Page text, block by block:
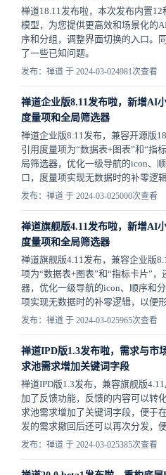
禅道18.11发布啦，本次发布内置
模型，为您提供更高效和场景化的
序和分组，调整界面切换的入口。
了一些已知问题。
发布：禅道 于 2024-03-024981次查看
禅道企业版8.11发布啦，新增AI
度量项和全局筛选器
禅道企业版8.11发布，兼容开源版
引用度量项为“数据表+图表”和“指
局筛选器，优化一级导航的icon、
口，度量项实现无数据时的补零逻
发布：禅道 于 2024-03-025000次查看
禅道旗舰版4.11发布啦，新增AI
度量项和全局筛选器
禅道旗舰版4.11发布，兼容企业版
项为“数据表+图表”和“指标卡片”
器，优化一级导航的icon、顺序和
项实现无数据时的补零逻辑，以便
发布：禅道 于 2024-03-025965次查看
禅道IPD版1.3发布啦，需求与市
求池需求增加关键词字段
禅道IPD版1.3发布，兼容旗舰版
加了反馈功能，反馈的内容可以转
求池需求增加了关键词字段，便于
发的需求撤回后还可以再次分发，
发布：禅道 于 2024-03-025385次查看